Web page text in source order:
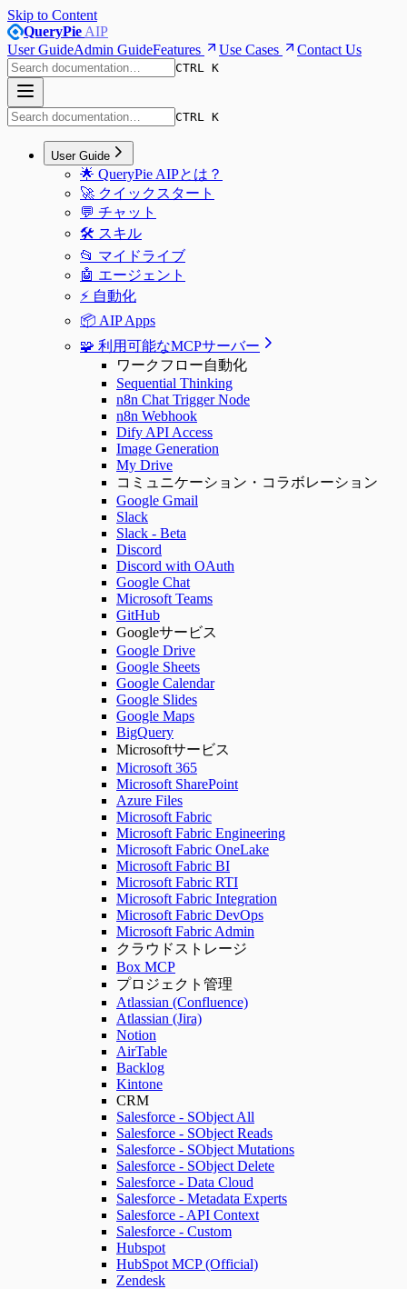
Skip to Content
QueryPie AIP
User GuideAdmin GuideFeatures Use Cases Contact Us
CTRL K
CTRL K
User Guide
🌟 QueryPie AIPとは？
🚀 クイックスタート
💬 チャット
🛠️ スキル
📂 マイドライブ
🤖 エージェント
⚡️ 自動化
📦 AIP Apps
🧩 利用可能なMCPサーバー
ワークフロー自動化
Sequential Thinking
n8n Chat Trigger Node
n8n Webhook
Dify API Access
Image Generation
My Drive
コミュニケーション・コラボレーション
Google Gmail
Slack
Slack - Beta
Discord
Discord with OAuth
Google Chat
Microsoft Teams
GitHub
Googleサービス
Google Drive
Google Sheets
Google Calendar
Google Slides
Google Maps
BigQuery
Microsoftサービス
Microsoft 365
Microsoft SharePoint
Azure Files
Microsoft Fabric
Microsoft Fabric Engineering
Microsoft Fabric OneLake
Microsoft Fabric BI
Microsoft Fabric RTI
Microsoft Fabric Integration
Microsoft Fabric DevOps
Microsoft Fabric Admin
クラウドストレージ
Box MCP
プロジェクト管理
Atlassian (Confluence)
Atlassian (Jira)
Notion
AirTable
Backlog
Kintone
CRM
Salesforce - SObject All
Salesforce - SObject Reads
Salesforce - SObject Mutations
Salesforce - SObject Delete
Salesforce - Data Cloud
Salesforce - Metadata Experts
Salesforce - API Context
Salesforce - Custom
Hubspot
HubSpot MCP (Official)
Zendesk